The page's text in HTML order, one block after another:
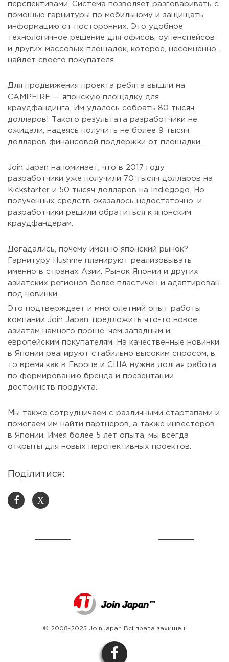
перспективами. Система позволяет разговаривать с
помощью гарнитуры по мобильному и защищать
информацию от посторонних. Это удобное
технологичное решение для офисов, оупенспейсов
и других массовых площадок, которое, несомненно,
найдет своего покупателя.
Для продвижения проекта ребята вышли на
CAMPFIRE — японскую площадку для
краудфандинга. Им удалось собрать 80 тысяч
долларов! Такого результата разработчики не
ожидали, надеясь получить не более 9 тысяч
долларов финансовой поддержки от площадки.
Join Japan напоминает, что в 2017 году
разработчики уже получили 70 тысяч долларов на
Kickstarter и 50 тысяч долларов на Indiegogo. Но
полученных средств оказалось недостаточно, и
разработчики решили обратиться к японским
краудфандерам.
Догадались, почему именно японский рынок?
Гарнитуру Hushme планируют реализовывать
именно в странах Азии. Рынок Японии и других
азиатских регионов более пластичен и адаптирован
под новинки.
Это подтверждает и многолетний опыт работы
компании Join Japan: предложить что-то новое
азиатам намного проще, чем западным и
европейским покупателям. На качественные новинки
в Японии реагируют стабильно высоким спросом, в
то время как в Европе и США нужна долгая работа
по формированию бренда и презентации
достоинств продукта.
Мы также сотрудничаем с различными стартапами и
помогаем им найти партнеров, а также инвесторов
в Японии. Имея более 5 лет опыта, мы всегда
открыты для новых перспективных проектов.
Поділитися:
X
© 2008-2025 JoinJapan Всі права захищені